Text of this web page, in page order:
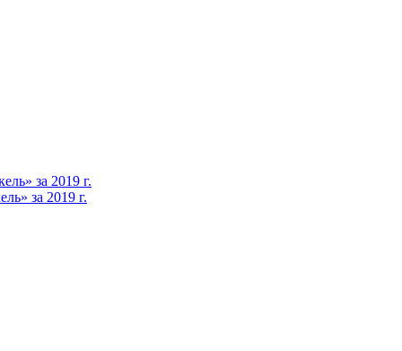
за 2019 г.
за 2019 г.